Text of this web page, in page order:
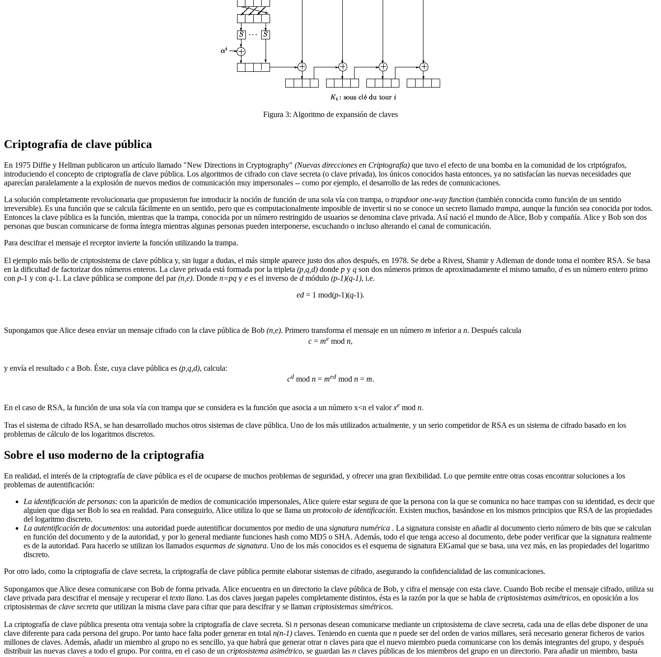
Figura 3: Algoritmo de expansión de claves
Criptografía de clave pública
En 1975 Diffie y Hellman publicaron un artículo llamado "New Directions in Cryptography" (Nuevas direcciones en Criptografía) que tuvo el efecto de una bomba en la comunidad de los criptógrafos,
introduciendo el concepto de criptografía de clave pública. Los algoritmos de cifrado con clave secreta (o clave privada), los únicos conocidos hasta entonces, ya no satisfacían las nuevas necesidades que
aparecían paralelamente a la explosión de nuevos medios de comunicación muy impersonales -- como por ejemplo, el desarrollo de las redes de comunicaciones.
La solución completamente revolucionaria que propusieron fue introducir la noción de función de una sola vía con trampa, o trapdoor one-way function (también conocida como función de un sentido
irreversible). Es una función que se calcula fácilmente en un sentido, pero que es computacionalmente imposible de invertir si no se conoce un secreto llamado trampa, aunque la función sea conocida por todos.
Entonces la clave pública es la función, mientras que la trampa, conocida por un número restringido de usuarios se denomina clave privada. Así nació el mundo de Alice, Bob y compañía. Alice y Bob son dos
personas que buscan comunicarse de forma íntegra mientras algunas personas pueden interponerse, escuchando o incluso alterando el canal de comunicación.
Para descifrar el mensaje el receptor invierte la función utilizando la trampa.
El ejemplo más bello de criptosistema de clave pública y, sin lugar a dudas, el más simple aparece justo dos años después, en 1978. Se debe a Rivest, Shamir y Adleman de donde toma el nombre RSA. Se basa
en la dificultad de factorizar dos números enteros. La clave privada está formada por la tripleta (p,q,d) donde p y q son dos números primos de aproximadamente el mismo tamaño, d es un número entero primo
con p-1 y con q-1. La clave pública se compone del par(n,e). Donde n=pq y e es el inverso de d módulo (p-1)(q-1), i.e.
ed = 1 mod(p-1)(q-1).
Supongamos que Alice desea enviar un mensaje cifrado con la clave pública de Bob (n,e). Primero transforma el mensaje en un número m inferior a n. Después calcula
c = me mod n,
y envía el resultado c a Bob. Éste, cuya clave pública es (p,q,d), calcula:
cd mod n= med mod n= m.
En el caso de RSA, la función de una sola vía con trampa que se considera es la función que asocia a un número x<n el valorxe mod n.
Tras el sistema de cifrado RSA, se han desarrollado muchos otros sistemas de clave pública. Uno de los más utilizados actualmente, y un serio competidor de RSA es un sistema de cifrado basado en los
problemas de cálculo de los logaritmos discretos.
Sobre el uso moderno de la criptografía
En realidad, el interés de la criptografía de clave pública es el de ocuparse de muchos problemas de seguridad, y ofrecer una gran flexibilidad. Lo que permite entre otras cosas encontrar soluciones a los
problemas de autentificación:
La identificación de personas: con la aparición de medios de comunicación impersonales, Alice quiere estar segura de que la persona con la que se comunica no hace trampas con su identidad, es decir que
alguien que diga ser Bob lo sea en realidad. Para conseguirlo, Alice utiliza lo que se llama un protocolo de identificación. Existen muchos, basándose en los mismos principios que RSA de las propiedades
del logaritmo discreto.
La autentificación de documentos: una autoridad puede autentificar documentos por medio de una signatura numérica . La signatura consiste en añadir al documento cierto número de bits que se calculan
en función del documento y de la autoridad, y por lo general mediante funciones hash como MD5 o SHA. Además, todo el que tenga acceso al documento, debe poder verificar que la signatura realmente
es de la autoridad. Para hacerlo se utilizan los llamados esquemas de signatura. Uno de los más conocidos es el esquema de signatura ElGamal que se basa, una vez más, en las propiedades del logaritmo
discreto.
Por otro lado, como la criptografía de clave secreta, la criptografía de clave pública permite elaborar sistemas de cifrado, asegurando la confidencialidad de las comunicaciones.
Supongamos que Alice desea comunicarse con Bob de forma privada. Alice encuentra en un directorio la clave pública de Bob, y cifra el mensaje con esta clave. Cuando Bob recibe el mensaje cifrado, utiliza su
clave privada para descifrar el mensaje y recuperar el texto llano. Las dos claves juegan papeles completamente distintos, ésta es la razón por la que se habla de criptosistemas asimétricos, en oposición a los
criptosistemas de clave secreta que utilizan la misma clave para cifrar que para descifrar y se llaman criptosistemas simétricos.
La criptografía de clave pública presenta otra ventaja sobre la criptografía de clave secreta. Si n personas desean comunicarse mediante un criptosistema de clave secreta, cada una de ellas debe disponer de una
clave diferente para cada persona del grupo. Por tanto hace falta poder generar en total n(n-1) claves. Teniendo en cuenta que n puede ser del orden de varios millares, será necesario generar ficheros de varios
millones de claves. Además, añadir un miembro al grupo no es sencillo, ya que habrá que generar otrarn claves para que el nuevo miembro pueda comunicarse con los demás integrantes del grupo, y después
distribuir las nuevas claves a todo el grupo. Por contra, en el caso de un criptosistema asimétrico, se guardan las n claves públicas de los miembros del grupo en un directorio. Para añadir un miembro, basta